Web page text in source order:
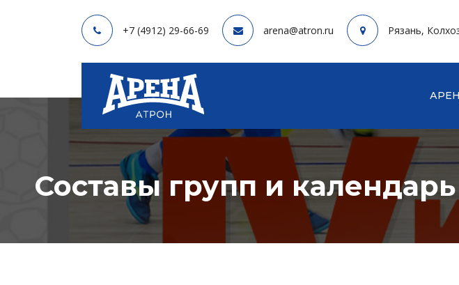
+7 (4912) 29-66-69 arena@atron.ru Рязань,
Составы групп и